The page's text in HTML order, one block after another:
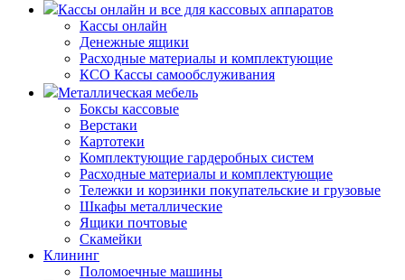
Кассы онлайн и все для кассовых аппаратов
Кассы онлайн
Денежные ящики
Расходные материалы и комплектующие
КСО Кассы самообслуживания
Металлическая мебель
Боксы кассовые
Верстаки
Картотеки
Комплектующие гардеробных систем
Расходные материалы и комплектующие
Тележки и корзинки покупательские и грузовые
Шкафы металлические
Ящики почтовые
Скамейки
Клининг
Поломоечные машины